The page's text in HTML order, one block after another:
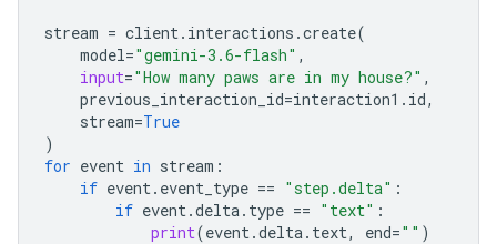
stream = client. interactions .create(
model="gemini-3.6-flash" ,
input="How many paws are in my house?" ,
previous_interaction_id=interaction1 . id,
stream=True
)
for event in stream :
if event. event_type == "step.delta" :
if event.delta. type == "text" :
print(event.delta. text, end="" )